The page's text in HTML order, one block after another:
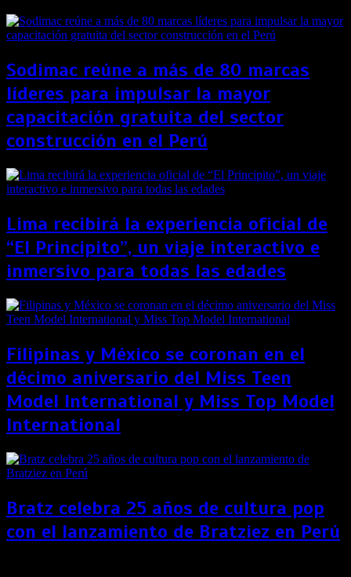
Sodimac reúne a más de 80 marcas
líderes para impulsar la mayor
capacitación gratuita del sector
construcción en el Perú
Lima recibirá la experiencia oficial de
“El Principito”, un viaje interactivo e
inmersivo para todas las edades
Filipinas y México se coronan en el
décimo aniversario del Miss Teen
Model International y Miss Top Model
International
Bratz celebra 25 años de cultura pop
con el lanzamiento de Bratziez en Perú